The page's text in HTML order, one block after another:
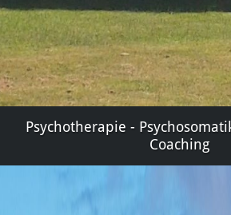
Psychotherapie -
Coaching